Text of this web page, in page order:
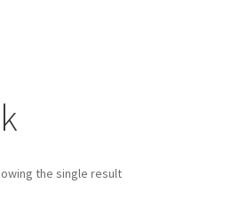
the single result